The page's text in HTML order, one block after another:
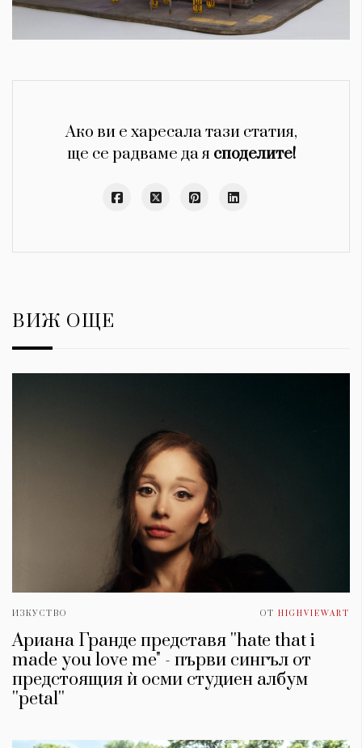
Ако ви е харесала тази статия,
ще се радваме да я споделите!
ВИЖ ОЩЕ
ИЗКУСТВО ОТ HIGHVIEWART
Ариана Гранде представя ''hate that i
made you love me" - първи сингъл от
предстоящия ѝ осми студиен албум
''petal''